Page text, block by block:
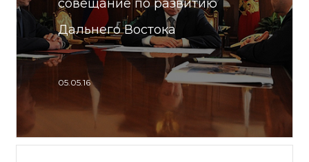
совещание по развитию
Дальнего Востока
05.05.16